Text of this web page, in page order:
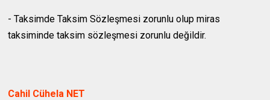
- Taksimde Taksim Sözleşmesi zorunlu olup miras
taksiminde taksim sözleşmesi zorunlu değildir.
Cahil Cühela NET